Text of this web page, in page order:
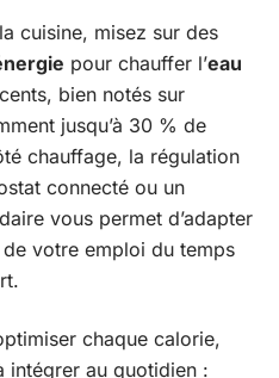
cuisine, misez sur des
pour chauffer l’eau
bien notés sur
jusqu’à 30 % de
chauffage, la régulation
connecté ou un
vous permet d’adapter
votre emploi du temps
chaque calorie,
intégrer au quotidien :